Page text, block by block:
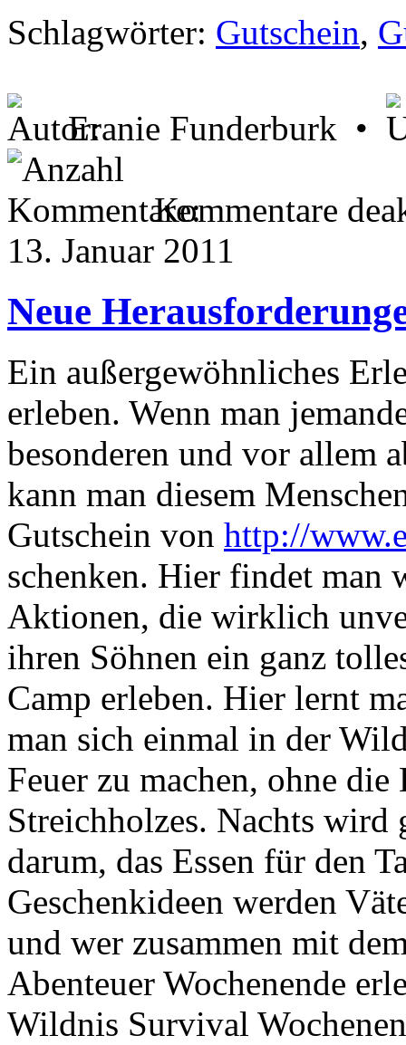
Schlagwörter: Gutschein,
Eranie Funderburk •
Kommentare
13. Januar 2011
Neue
Ein außergewöhnliches
erleben. Wenn man
besonderen und vor allem
kann man diesem
Gutschein von http://
schenken. Hier findet man
Aktionen, die wirklich
ihren Söhnen ein ganz
Camp erleben. Hier lernt
man sich einmal in der
Feuer zu machen, ohne
Streichholzes. Nachts wird
darum, das Essen für den
Geschenkideen werden
und wer zusammen mit
Abenteuer Wochenende
Wildnis Survival